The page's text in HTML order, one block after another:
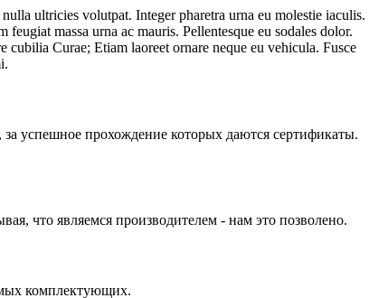
ultricies volutpat. Integer pharetra urna eu molestie iaculis.
massa urna ac mauris. Pellentesque eu sodales dolor.
Curae; Etiam laoreet ornare neque eu vehicula. Fusce
успешное прохождение которых даются сертификаты.
что являемся производителем - нам это позволено.
комплектующих.